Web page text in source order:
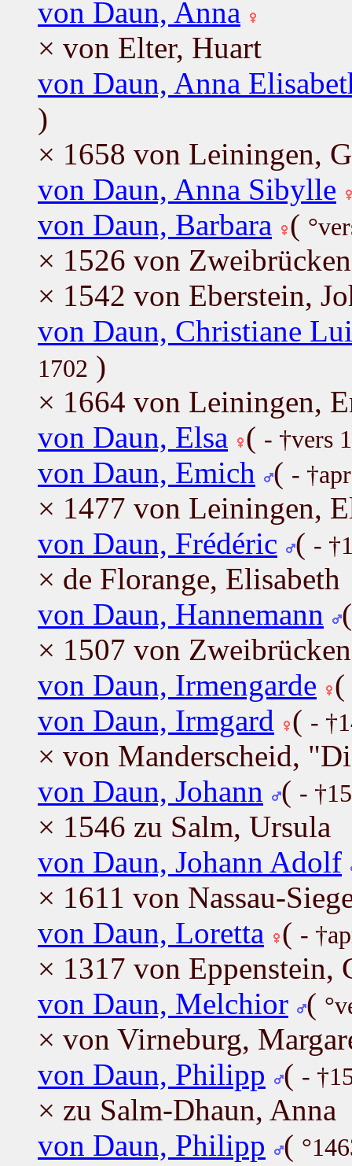
von Daun, Anna
× von Elter, Huart
von Daun, Anna
)
× 1658 von Leiningen,
von Daun, Anna Sibylle
von Daun, Barbara (
× 1526 von
× 1542 von Eberstein,
von Daun, Christiane
1702 )
× 1664 von Leiningen,
von Daun, Elsa ( - †vers
von Daun, Emich ( -
× 1477 von Leiningen,
von Daun, Frédéric ( -
× de Florange, Elisabeth
von Daun, Hannemann
× 1507 von
von Daun, Irmengarde (
von Daun, Irmgard
( -
× von Manderscheid,
von Daun, Johann
( -
× 1546 zu Salm, Ursula
von Daun, Johann Adolf
× 1611 von Nassau-
von Daun, Loretta ( -
× 1317 von Eppenstein,
von Daun, Melchior (
× von Virneburg,
von Daun, Philipp
( -
× zu Salm-Dhaun, Anna
von Daun, Philipp
(